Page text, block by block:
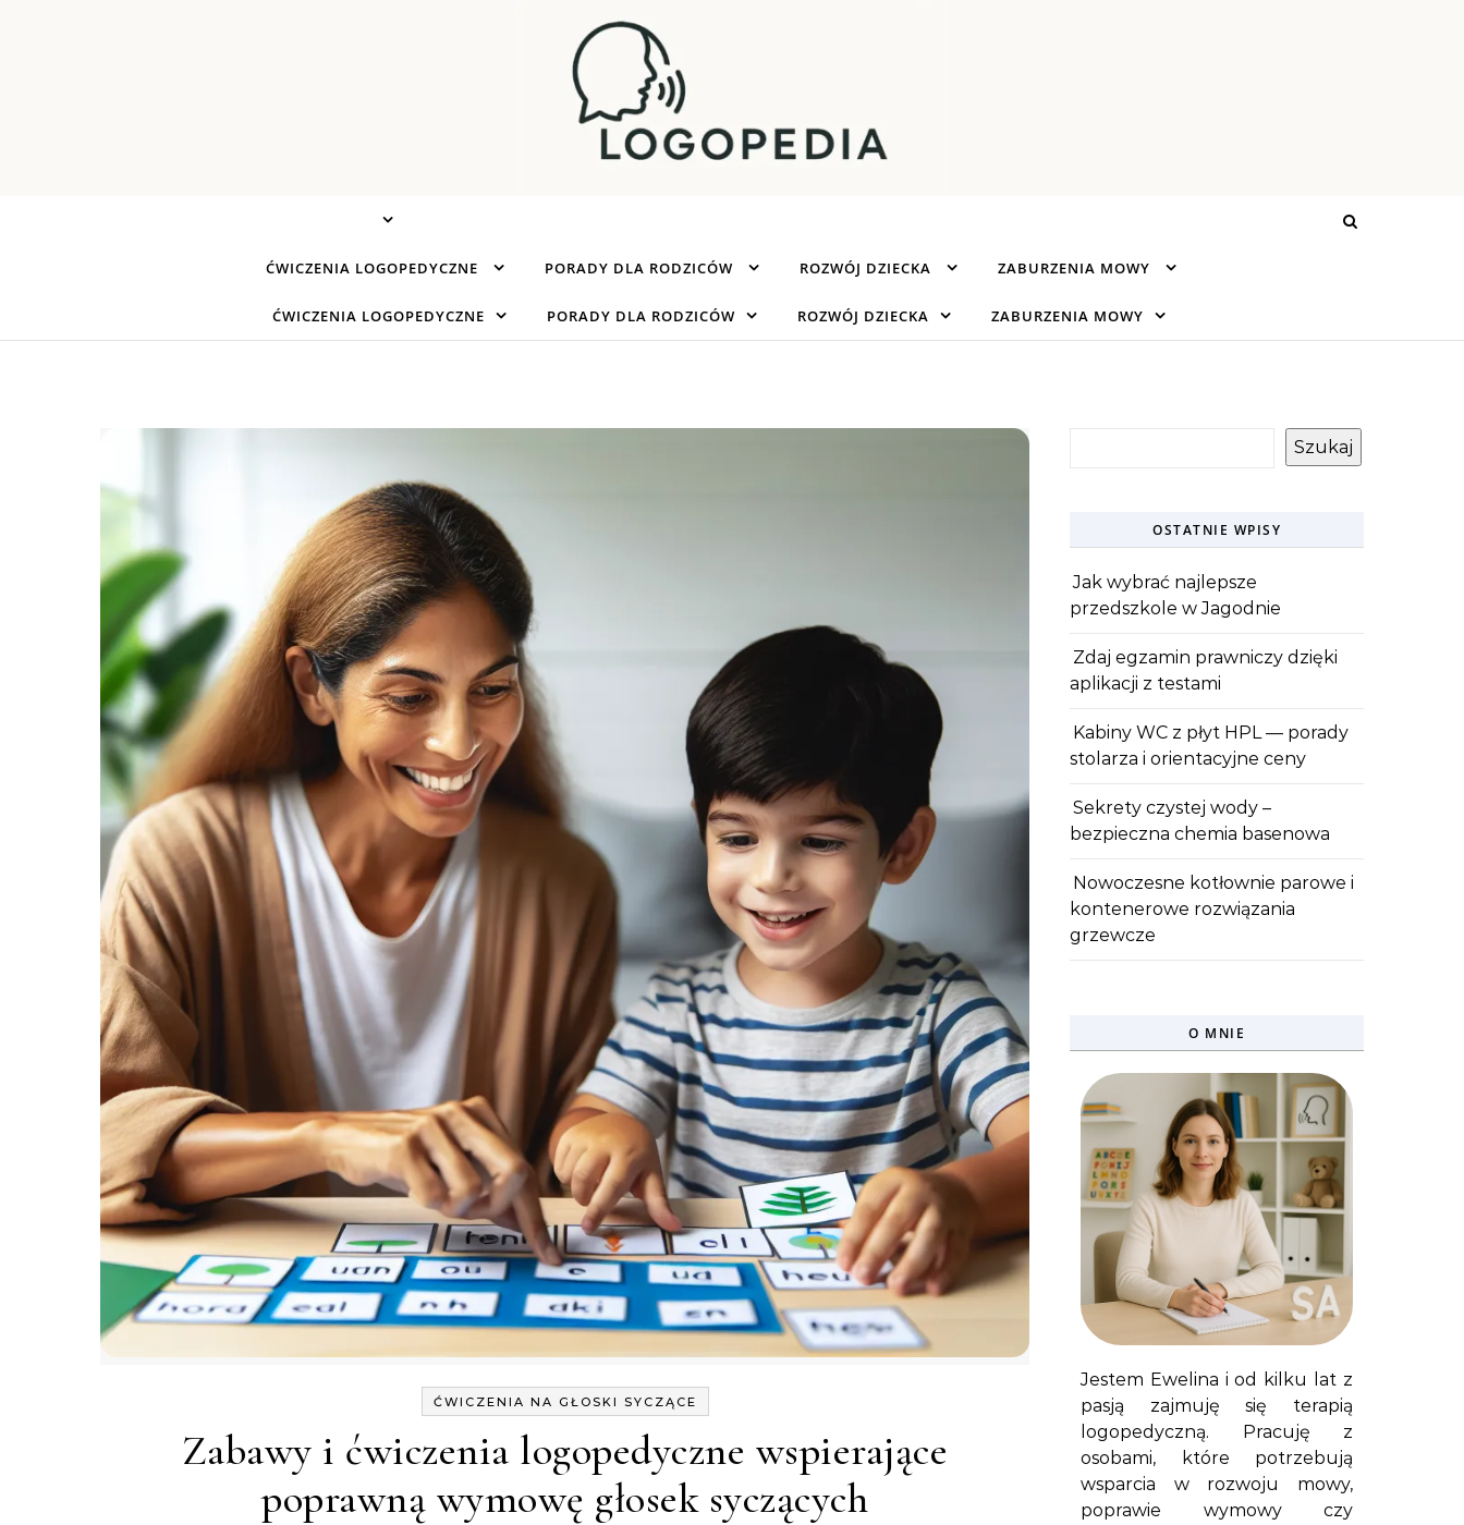
ĆWICZENIA LOGOPEDYCZNE PORADY DLA RODZICÓW ROZWÓJ DZIECKA ZABURZENIA MOWY
ĆWICZENIA LOGOPEDYCZNE PORADY DLA RODZICÓW ROZWÓJ DZIECKA ZABURZENIA MOWY
ĆWICZENIA NA GŁOSKI SYCZĄCE
Zabawy i ćwiczenia logopedyczne wspierające
poprawną wymowę głosek syczących
Szukaj
OSTATNIE WPISY
Jak wybrać najlepsze
przedszkole w Jagodnie
Zdaj egzamin prawniczy dzięki
aplikacji z testami
Kabiny WC z płyt HPL — porady
stolarza i orientacyjne ceny
Sekrety czystej wody –
bezpieczna chemia basenowa
Nowoczesne kotłownie parowe i
kontenerowe rozwiązania
grzewcze
O MNIE
Jestem Ewelina i od kilku lat z
pasją zajmuję się terapią
logopedyczną. Pracuję z
osobami, które potrzebują
wsparcia w rozwoju mowy,
poprawie wymowy czy